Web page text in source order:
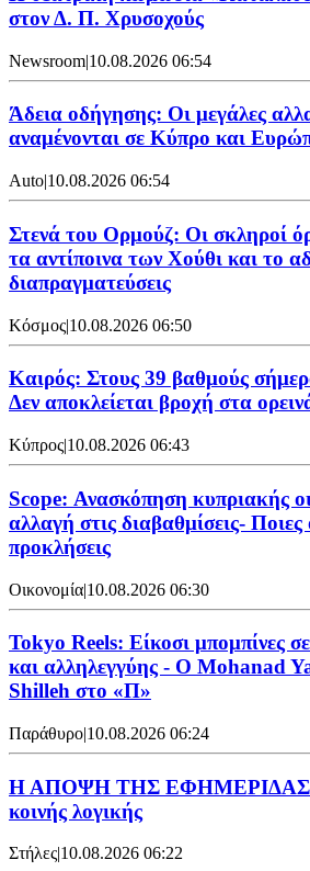
στον Δ. Π. Χρυσοχούς
Newsroom|10.08.2026 06:54
Άδεια οδήγησης: Οι μεγάλες
αναμένονται σε Κύπρο και
Auto|10.08.2026 06:54
Στενά του Ορμούζ: Οι σκληροί
τα αντίποινα των Χούθι και το
διαπραγματεύσεις
Κόσμος|10.08.2026 06:50
Καιρός: Στους 39 βαθμούς
Δεν αποκλείεται βροχή στα
Κύπρος|10.08.2026 06:43
Scope: Ανασκόπηση κυπριακής
αλλαγή στις διαβαθμίσεις- Ποιες
προκλήσεις
Οικονομία|10.08.2026 06:30
Tokyo Reels: Είκοσι μπομπίνες
και αλληλεγγύης - Ο Mohanad
Shilleh στο «Π»
Παράθυρο|10.08.2026 06:24
Η ΑΠΟΨΗ ΤΗΣ ΕΦΗΜΕΡΙΔΑΣ:
κοινής λογικής
Στήλες|10.08.2026 06:22